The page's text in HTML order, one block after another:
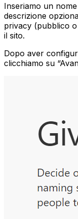
Inseriamo un
descrizione
privacy (pubblico
il sito.
Dopo aver
clicchiamo su